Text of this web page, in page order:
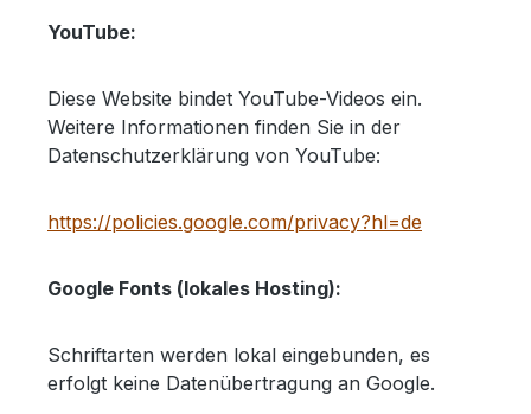
YouTube:
Diese Website bindet YouTube-Videos ein.
Weitere Informationen finden Sie in der
Datenschutzerklärung von YouTube:
https://policies.google.com/privacy?hl=de
Google Fonts (lokales Hosting):
Schriftarten werden lokal eingebunden, es
erfolgt keine Datenübertragung an Google.